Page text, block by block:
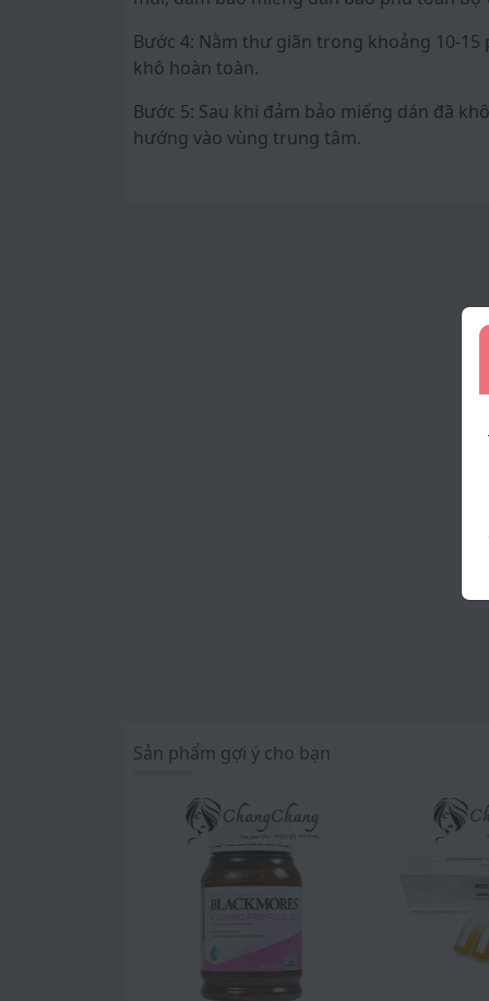
Bước 4: Nằm thư giãn trong khoảng 10-
khô hoàn toàn.
Bước 5: Sau khi đảm bảo miếng dán đã
hướng vào vùng trung tâm.
Sản phẩm gợi ý cho bạn